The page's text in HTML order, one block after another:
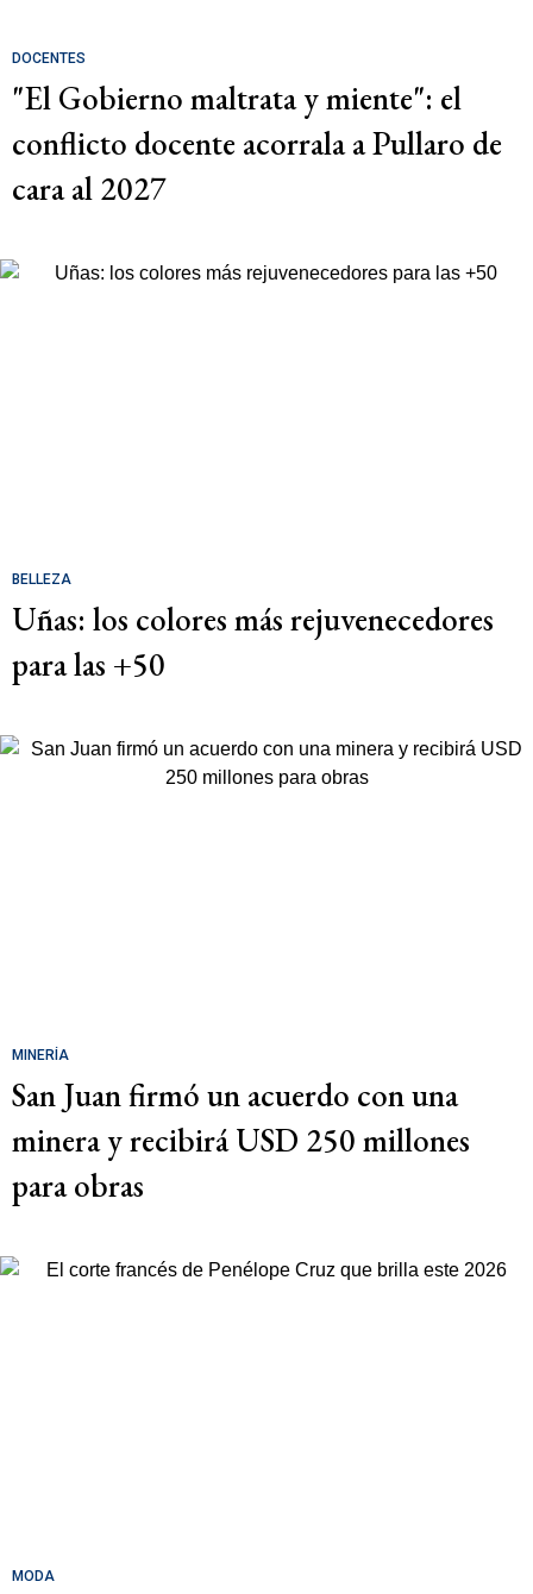
DOCENTES
"El Gobierno maltrata y miente": el
conflicto docente acorrala a Pullaro de
cara al 2027
BELLEZA
Uñas: los colores más rejuvenecedores
para las +50
MINERÍA
San Juan firmó un acuerdo con una
minera y recibirá USD 250 millones
para obras
MODA